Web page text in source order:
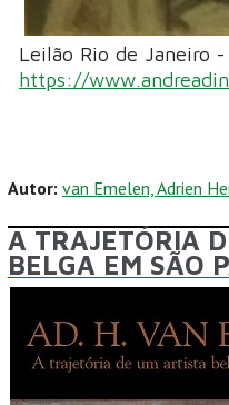
Leilão Rio de Janeiro
https://
Autor: van Emelen, Adrien
A TRAJETÓRIA
BELGA EM SÃO